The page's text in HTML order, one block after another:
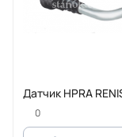
Датчик HPRA
0